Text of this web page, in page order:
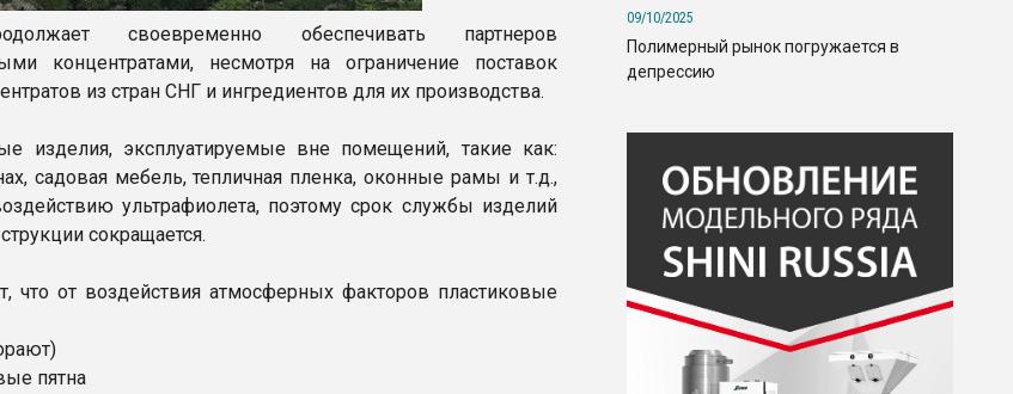
своевременно обеспечивать партнеров
концентратами, несмотря на ограничение поставок
из стран СНГ и ингредиентов для их производства.
изделия, эксплуатируемые вне помещений, такие как:
садовая мебель, тепличная пленка, оконные рамы и т.д.,
ультрафиолета, поэтому срок службы изделий
сокращается.
что от воздействия атмосферных факторов пластиковые
пятна
09/10/2025
Полимерный рынок погружается в
депрессию